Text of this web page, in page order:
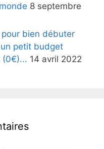
8 septembre
bien débuter
petit budget
(0€)... 14 avril 2022